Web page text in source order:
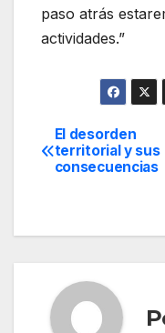
paso atrás
actividades.”
de
El desorden
territorial y sus
consecuencias